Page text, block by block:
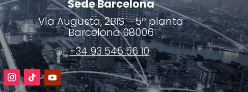
Sede Barcelona
Vía Augusta, 2BIS – 5º planta
Barcelona 08006
☏+34 93 545 56 10